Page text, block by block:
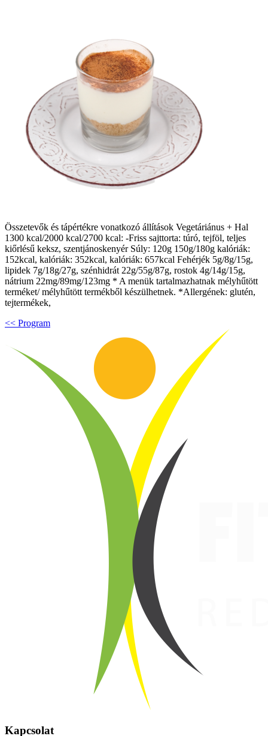
Összetevők és tápértékre vonatkozó állítások Vegetáriánus + Hal
1300 kcal/2000 kcal/2700 kcal: -Friss sajttorta: túró, tejföl, teljes
kiőrlésű keksz, szentjánoskenyér Súly: 120g 150g/180g kalóriák:
152kcal, kalóriák: 352kcal, kalóriák: 657kcal Fehérjék 5g/8g/15g,
lipidek 7g/18g/27g, szénhidrát 22g/55g/87g, rostok 4g/14g/15g,
nátrium 22mg/89mg/123mg * A menük tartalmazhatnak mélyhűtött
terméket/ mélyhűtött termékből készülhetnek. *Allergének: glutén,
tejtermékek,
<< Program
Kapcsolat